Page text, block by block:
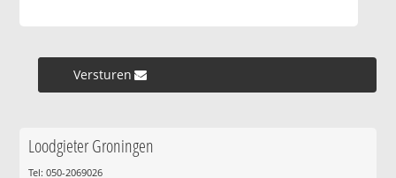
Versturen »
Loodgieter Groningen
Tel: 050-2069026